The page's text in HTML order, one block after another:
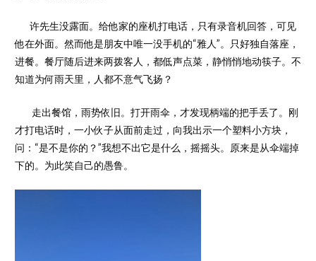
许先生没露面。给他家的座机打电话，只有录音机回答，可见
他在外面。然而他是朋友中唯一没手机的“雅人”。只好独自落座，
进餐。餐厅随后进来两拨客人，都低声点菜，静悄悄地动筷子。不
知道为何雨天里，人都不意气飞扬？
走出餐馆，雨势依旧。打开雨伞，才发现柄端的把手丢了。刚
才打电话时，一小伙子从面前走过，向我出示一个塑料小方块，
问：“是不是你的？”我想不出它是什么，摇摇头。原来是从伞端掉
下的。为此笑自己的愚鲁。